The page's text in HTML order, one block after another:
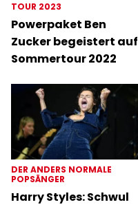
TOUR 2023
Powerpaket Ben
Zucker begeistert auf
Sommertour 2022
DER ANDERS NORMALE
POPSÄNGER
Harry Styles: Schwul